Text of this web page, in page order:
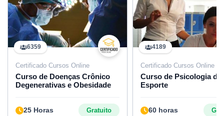
6359
Certificado Cursos Online
Curso de Doenças Crônico
Degenerativas e Obesidade
25 Horas Gratuito
4189
Certificado Cursos Online
Curso de Psicologia do
Esporte
60 horas